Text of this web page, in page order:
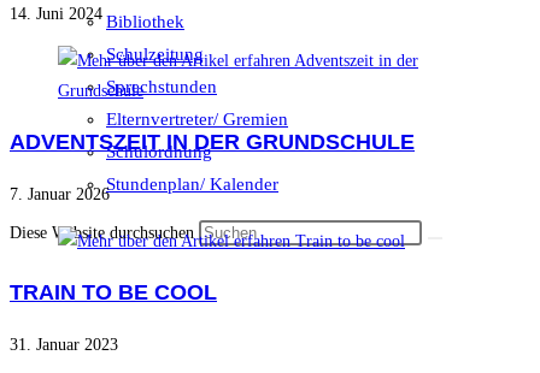
Bibliothek
Schulzeitung
Sprechstunden
Elternvertreter/ Gremien
Schulordnung
Stundenplan/ Kalender
Diese Website durchsuchen
14. Juni 2024
ADVENTSZEIT IN DER GRUNDSCHULE
7. Januar 2026
TRAIN TO BE COOL
31. Januar 2023